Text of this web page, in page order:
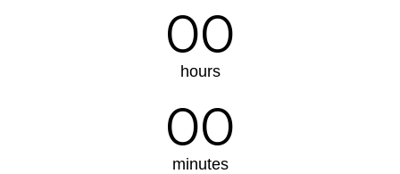
00
hours
00
minutes